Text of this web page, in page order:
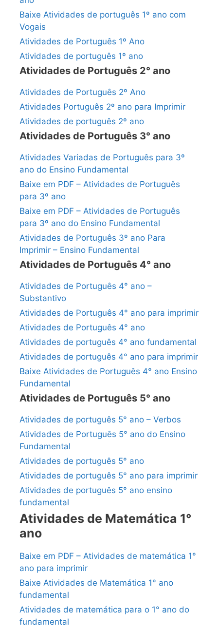
Baixe Atividades de português 1º ano com
Vogais
Atividades de Português 1º Ano
Atividades de português 1º ano
Atividades de Português 2° ano
Atividades de Português 2º Ano
Atividades Português 2º ano para Imprimir
Atividades de português 2º ano
Atividades de Português 3° ano
Atividades Variadas de Português para 3º
ano do Ensino Fundamental
Baixe em PDF – Atividades de Português
para 3º ano
Baixe em PDF – Atividades de Português
para 3º ano do Ensino Fundamental
Atividades de Português 3º ano Para
Imprimir – Ensino Fundamental
Atividades de Português 4° ano
Atividades de Português 4° ano –
Substantivo
Atividades de Português 4° ano para imprimir
Atividades de Português 4° ano
Atividades de português 4° ano fundamental
Atividades de português 4° ano para imprimir
Baixe Atividades de Português 4° ano Ensino
Fundamental
Atividades de Português 5° ano
Atividades de português 5° ano – Verbos
Atividades de Português 5° ano do Ensino
Fundamental
Atividades de português 5° ano
Atividades de português 5° ano para imprimir
Atividades de português 5° ano ensino
fundamental
Atividades de Matemática 1°
ano
Baixe em PDF – Atividades de matemática 1°
ano para imprimir
Baixe Atividades de Matemática 1° ano
fundamental
Atividades de matemática para o 1° ano do
fundamental